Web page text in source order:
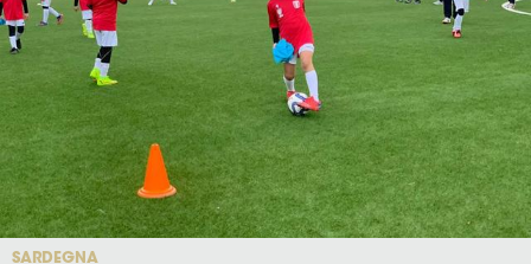
Tecnici
SGS
Paralimpico
Serie
A
Women
Serie
B
Femminile
SARDEGNA